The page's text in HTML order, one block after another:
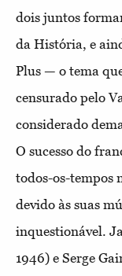
dois juntos
da História, e
Plus — o tema
censurado pelo
considerado
O sucesso do
todos-os-tempos
devido às suas
inquestionável.
1946) e Serge